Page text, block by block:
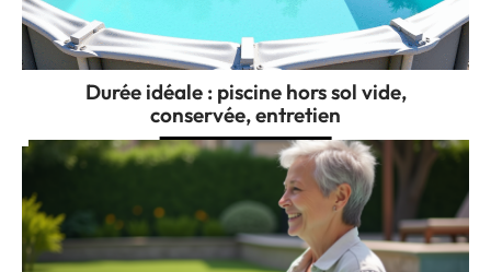
Durée idéale : piscine hors sol vide,
conservée, entretien